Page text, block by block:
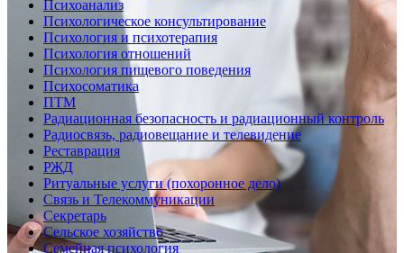
Психоанализ
Психологическое консультирование
Психология и психотерапия
Психология отношений
Психология пищевого поведения
Психосоматика
ПТМ
Радиационная безопасность и радиационный контроль
Радиосвязь, радиовещание и телевидение
Реставрация
РЖД
Ритуальные услуги (похоронное дело)
Связь и Телекоммуникации
Секретарь
Сельское хозяйство
Семейная психология